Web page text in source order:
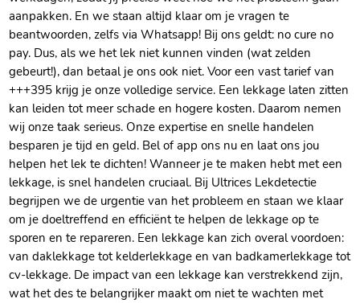
aanpakken. En we staan altijd klaar om je vragen te
beantwoorden, zelfs via Whatsapp! Bij ons geldt: no cure no
pay. Dus, als we het lek niet kunnen vinden (wat zelden
gebeurt!), dan betaal je ons ook niet. Voor een vast tarief van
+++395 krijg je onze volledige service. Een lekkage laten zitten
kan leiden tot meer schade en hogere kosten. Daarom nemen
wij onze taak serieus. Onze expertise en snelle handelen
besparen je tijd en geld. Bel of app ons nu en laat ons jou
helpen het lek te dichten! Wanneer je te maken hebt met een
lekkage, is snel handelen cruciaal. Bij Ultrices Lekdetectie
begrijpen we de urgentie van het probleem en staan we klaar
om je doeltreffend en efficiënt te helpen de lekkage op te
sporen en te repareren. Een lekkage kan zich overal voordoen:
van daklekkage tot kelderlekkage en van badkamerlekkage tot
cv-lekkage. De impact van een lekkage kan verstrekkend zijn,
wat het des te belangrijker maakt om niet te wachten met